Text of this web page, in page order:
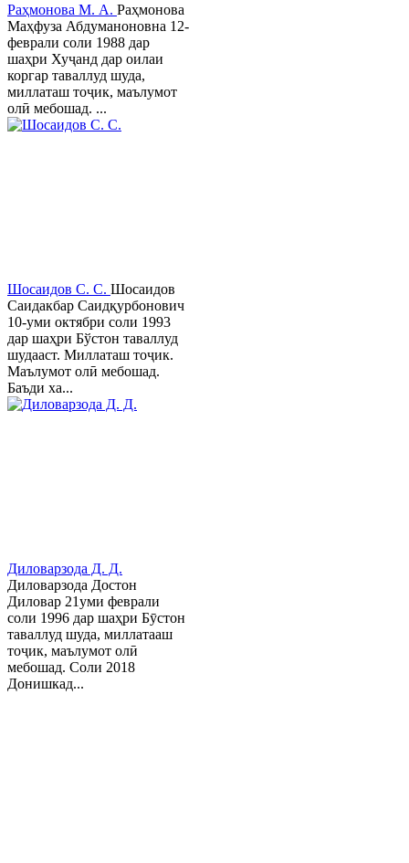
Раҳмонова М. А. Раҳмонова
Маҳфуза Абдуманоновна 12-
феврали соли 1988 дар
шаҳри Хуҷанд дар оилаи
коргар таваллуд шуда,
миллаташ тоҷик, маълумот
олӣ мебошад. ...
Шосаидов С. С. Шосаидов
Саидакбар Саидқурбонович
10-уми октябри соли 1993
дар шаҳри Бўстон таваллуд
шудааст. Миллаташ тоҷик.
Маълумот олӣ мебошад.
Баъди ха...
Диловарзода Д. Д.
Диловарзода Достон
Диловар 21уми феврали
соли 1996 дар шаҳри Бӯстон
таваллуд шуда, миллатааш
тоҷик, маълумот олӣ
мебошад. Соли 2018
Донишкад...